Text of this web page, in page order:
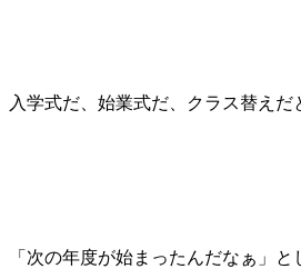
入学式だ、始業式だ、クラス替えだ
「次の年度が始まったんだなぁ」